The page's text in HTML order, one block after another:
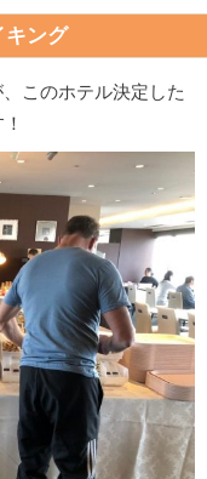
キング
このホテル決定した